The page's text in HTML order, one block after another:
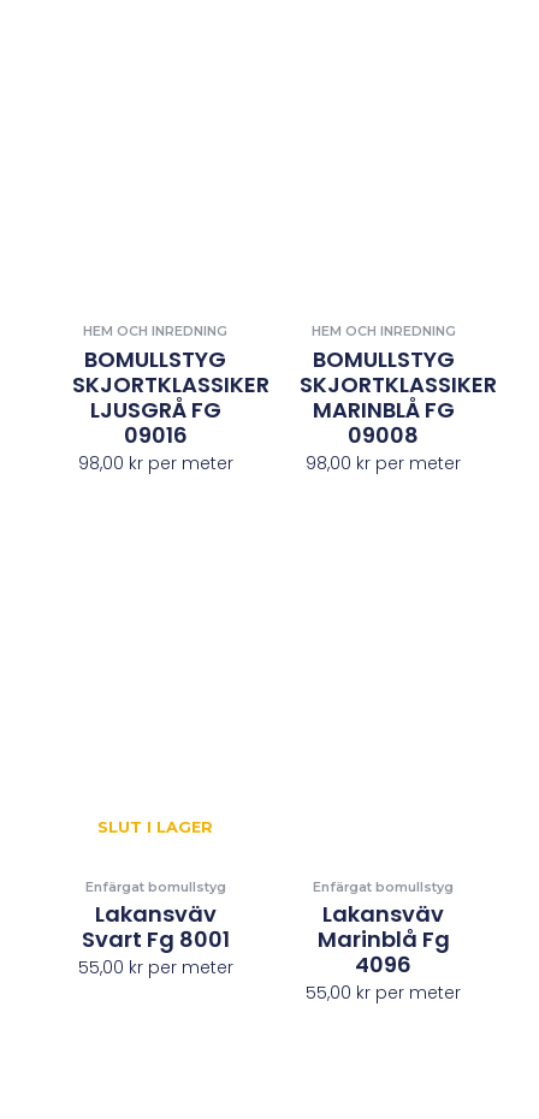
HEM OCH INREDNING
BOMULLSTYG
SKJORTKLASSIKER
LJUSGRÅ FG
09016
98,00 krper meter
HEM OCH INREDNING
BOMULLSTYG
SKJORTKLASSIKER
MARINBLÅ FG
09008
98,00 kr per meter
SLUT I LAGER
Enfärgat bomullstyg
Lakansväv
Svart Fg 8001
55,00 krper meter
Enfärgat bomullstyg
Lakansväv
Marinblå Fg
4096
55,00 kr per meter